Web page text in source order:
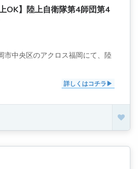
OK】陸上自衛隊第4師団第4
市中央区のアクロス福岡にて、陸
詳しくはコチラ